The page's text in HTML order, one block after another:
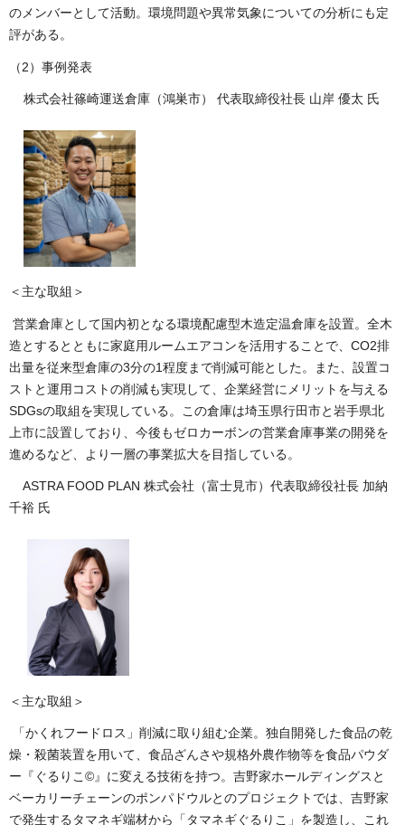
のメンバーとして活動。環境問題や異常気象についての分析にも定
評がある。
（2）事例発表
株式会社篠崎運送倉庫（鴻巣市） 代表取締役社長 山岸 優太 氏
＜主な取組＞
営業倉庫として国内初となる環境配慮型木造定温倉庫を設置。全木
造とするとともに家庭用ルームエアコンを活用することで、CO2排
出量を従来型倉庫の3分の1程度まで削減可能とした。また、設置コ
ストと運用コストの削減も実現して、企業経営にメリットを与える
SDGsの取組を実現している。この倉庫は埼玉県行田市と岩手県北
上市に設置しており、今後もゼロカーボンの営業倉庫事業の開発を
進めるなど、より一層の事業拡大を目指している。
ASTRA FOOD PLAN 株式会社（富士見市）代表取締役社長 加納
千裕 氏
＜主な取組＞
「かくれフードロス」削減に取り組む企業。独自開発した食品の乾
燥・殺菌装置を用いて、食品ざんさや規格外農作物等を食品パウダ
ー『ぐるりこ©』に変える技術を持つ。吉野家ホールディングスと
ベーカリーチェーンのポンパドウルとのプロジェクトでは、吉野家
で発生するタマネギ端材から「タマネギぐるりこ」を製造し、これ